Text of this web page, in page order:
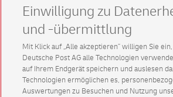
Einwilligung zu
und -übermittlung
Mit Klick auf „Alle akzeptieren” willigen Sie
Deutsche Post AG alle Technologien
auf Ihrem Endgerät speichern und auslesen
Technologien ermöglichen es,
Auswertungen zu Besuchen und Nutzung